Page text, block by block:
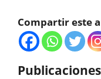
Compartir este